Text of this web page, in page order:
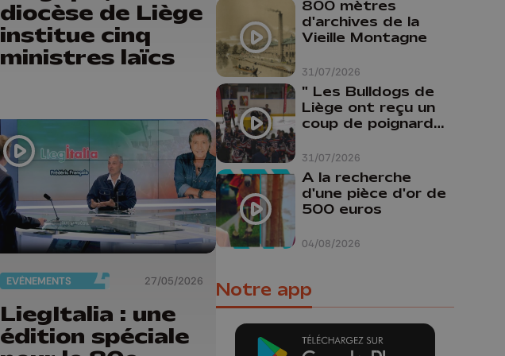
diocèse de Liège
institue cinq
ministres laïcs
EVÈNEMENTS 27/05/2026
LiegItalia : une
édition spéciale
31/07/2026
800 mètres
d'archives de la
Vieille Montagne
31/07/2026
" Les Bulldogs de
Liège ont reçu un
coup de poignard
04/08/2026
A la recherche
d'une pièce d'or de
500 euros
Notre app